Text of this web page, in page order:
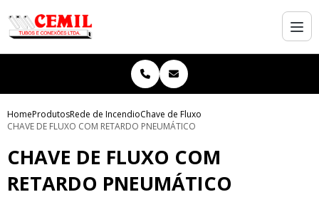
HomeProdutosRede de IncendioChave de Fluxo
CHAVE DE FLUXO COM RETARDO PNEUMÁTICO
CHAVE DE FLUXO COM
RETARDO PNEUMÁTICO